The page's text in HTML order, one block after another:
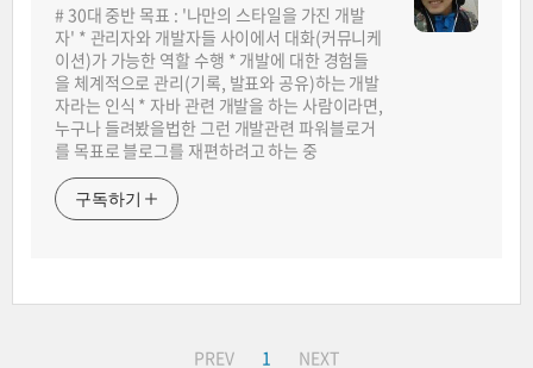
# 30대 중반 목표 : '나만의 스타일을 가진 개발
자' * 관리자와 개발자들 사이에서 대화(커뮤니케
이션)가 가능한 역할 수행 * 개발에 대한 경험들
을 체계적으로 관리(기록, 발표와 공유)하는 개발
자라는 인식 * 자바 관련 개발을 하는 사람이라면,
누구나 들려봤을법한 그런 개발관련 파워블로거
를 목표로 블로그를 재편하려고 하는 중
구독하기
PREV 1 NEXT